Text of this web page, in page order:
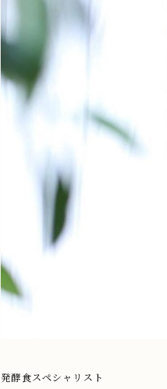
発酵食スペシャリスト